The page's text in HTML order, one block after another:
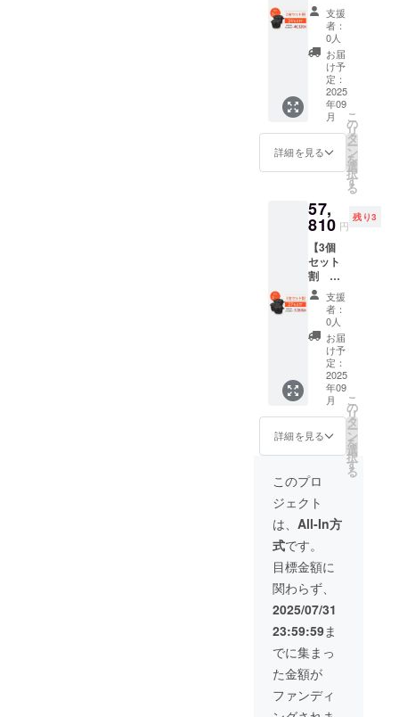
造工程
上の都
合等に
より出
荷時期
が遅れ
る場合
があり
ます。
下がる
可能性
もござ
いま
す。 ※
デザイ
ン・仕
様は変
更にな
る可能
性もご
ださ
い。 ※
ご注文
状況、
使用部
材の供
給状
況、製
造工程
上の都
合等に
より出
荷時期
が遅れ
る場合
ます。
※割引率
は製品
本体の
販売予
定価格
に対す
るもの
です。
※皆様の
ご支援
により
場合、
正規販
売価格
が販売
予定価
格より
下がる
可能性
もござ
いま
す。 ※
デザイ
ン・仕
様は変
更にな
る可能
性もご
了承く
い。 ※
ご注文
状況、
使用部
材の供
給状
況、製
造工程
合等に
より出
荷時期
が遅れ
る場合
があり
割
24％OF
40,120
円 マ
ルチ
ダッチ
オーブ
SETO
2個 (一
般販売
予定価
税・送
料込
52,800
円) ※税
込・送
料無料
※割引率
は製品
本体の
販売予
定価格
に対す
るもの
です。
※皆様の
ご支援
により
上した
場合、
正規販
売価格
が販売
予定価
格より
下がる
可能性
もござ
いま
す。 ※
デザイ
ン・仕
様は変
更にな
る可能
支援
者：
0人
お届
け予
定：
2025
年09
月
詳細を見る
こ
の
リ
タ
ー
ン
を
選
択
す
る
57,
810 円
残り3
【3個
セット
割
27％OF
F】
57,810
円
マルチ
ダッチ
オーブ
SETO
3個 (一
般販売
予定価
格：
税・送
料込
79,200
円) ※税
込・送
料無料
※割引率
は製品
本体の
販売予
定価格
に対す
るもの
です。
※皆様の
ご支援
により
支援
者：
0人
お届
け予
定：
2025
年09
月
詳細を見る
こ
の
リ
タ
ー
ン
を
選
択
す
る
このプロ
ジェクト
は、 All-In方
式です。
目標金額に
関わらず、
2025/07/31
23:59:59ま
でに集まっ
た金額が
ファンディ